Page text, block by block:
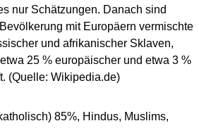
nur Schätzungen. Danach sind
mit Europäern vermischte
und afrikanischer Sklaven,
25 % europäischer und etwa 3 %
(Quelle: Wikipedia.de)
85%, Hindus, Muslims,